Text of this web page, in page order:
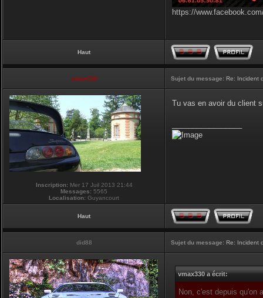
https://
Haut
vmax330 Sujet du message: Re: Incident
Inscription:Mer 17 Juil 2013 21:44
Messages: 5565
Localisation: Guyancourt
Tu vas en avoir du client
Haut
did88 Sujet du message: Re: Incident
vmax330 a écrit:
Non, c'est depuis qu'on